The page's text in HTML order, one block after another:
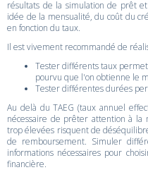
résultats de la simulation de prêt
idée de la mensualité, du coût du
en fonction du taux.
Il est vivement recommandé de
Tester différents taux
pourvu que l'on obtienne le
Tester différentes durées
Au delà du TAEG (taux annuel
nécessaire de prêter attention à la
trop élevées risquent de
de remboursement. Simuler
informations nécessaires pour
financière.